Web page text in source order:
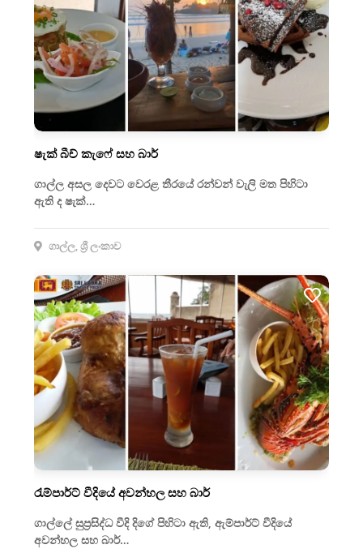
ෂැක් බීච් කැෆේ සහ බාර්
ගාල්ල අසල දෙවට වෙරළ තීරයේ රන්වන් වැලි මත පිහිටා
ඇති ද ෂැක්…
ගාල්ල, ශ්‍රී ලංකාව
රැම්පාර්ට් වීදියේ අවන්හල සහ බාර්
ගාල්ලේ සුප්‍රසිද්ධ වීදි දිගේ පිහිටා ඇති, ඇම්පාර්ට් වීදියේ
අවන්හල සහ බාර්…